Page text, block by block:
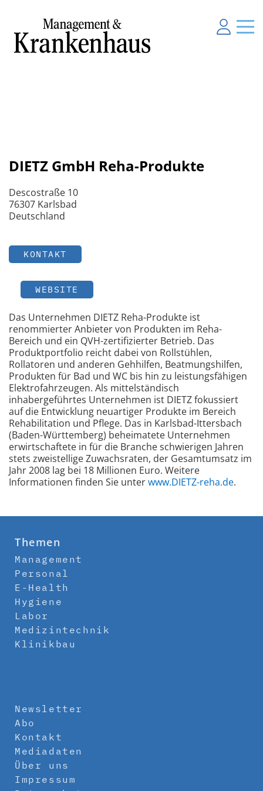
DIETZ GmbH Reha-Produkte
Descostraße 10
76307 Karlsbad
Deutschland
KONTAKT
WEBSITE
Das Unternehmen DIETZ Reha-Produkte ist
renommierter Anbieter von Produkten im Reha-
Bereich und ein QVH-zertifizierter Betrieb. Das
Produktportfolio reicht dabei von Rollstühlen,
Rollatoren und anderen Gehhilfen, Beatmungshilfen,
Produkten für Bad und WC bis hin zu leistungsfähigen
Elektrofahrzeugen. Als mittelständisch
inhabergeführtes Unternehmen ist DIETZ fokussiert
auf die Entwicklung neuartiger Produkte im Bereich
Rehabilitation und Pflege. Das in Karlsbad-Ittersbach
(Baden-Württemberg) beheimatete Unternehmen
erwirtschaftete in für die Branche schwierigen Jahren
stets zweistellige Zuwachsraten, der Gesamtumsatz im
Jahr 2008 lag bei 18 Millionen Euro. Weitere
Informationen finden Sie unterwww.DIETZ-reha.de.
Themen
Management
Personal
E-Health
Hygiene
Labor
Medizintechnik
Klinikbau
Newsletter
Abo
Kontakt
Mediadaten
Über uns
Impressum